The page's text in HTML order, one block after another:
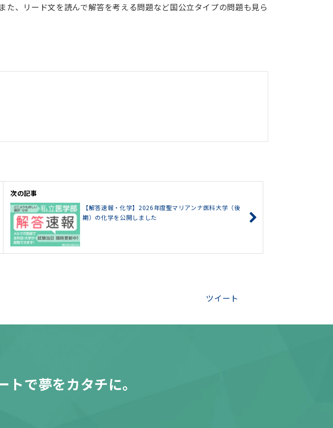
、リード文を読んで解答を考える問題など国公立タイプの問題も見ら
次の記事
【解答速報・化学】2026年度聖マリアンナ医科大学（後
期）の化学を公開しました
ツイート
で夢をカタチに。